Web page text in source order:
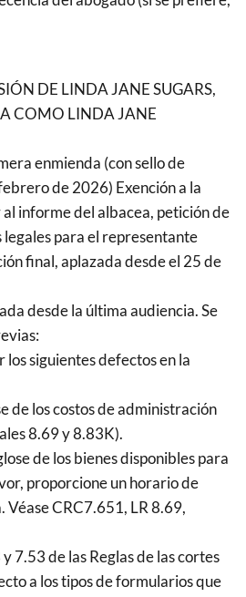
DE LINDA JANE SUGARS,
COMO LINDA JANE
enmienda (con sello de
de 2026) Exención a la
informe del albacea, petición de
para el representante
final, aplazada desde el 25 de
desde la última audiencia. Se
los siguientes defectos en la
de los costos de administración
8.69 y 8.83K).
de los bienes disponibles para
proporcione un horario de
CRC7.651, LR 8.69,
7.53 de las Reglas de las cortes
a los tipos de formularios que